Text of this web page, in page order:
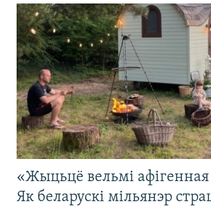
«Жыцьцё вельмі
Як беларускі мільянэр